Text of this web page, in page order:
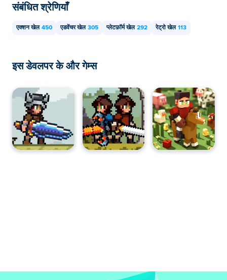
संबंधित श्रेणियाँ
एक्शन खेल 450 एडवेंचर खेल 305 प्लेटफ़ॉर्म खेल 292 रेट्रो खेल 113
इस डेवलपर के और गेम्स